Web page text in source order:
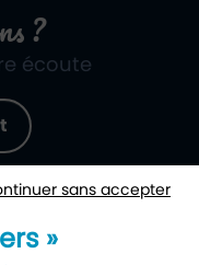
?
écoute
sans accepter
»